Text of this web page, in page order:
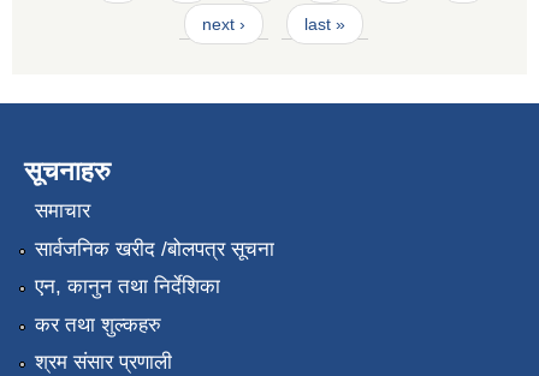
next › last »
सूचनाहरु
समाचार
सार्वजनिक खरीद /बोलपत्र सूचना
एन, कानुन तथा निर्देशिका
कर तथा शुल्कहरु
श्रम संसार प्रणाली